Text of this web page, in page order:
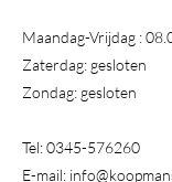
Maandag-Vrijdag :
Zaterdag: gesloten
Zondag: gesloten
Tel:0345-576260
E-mail: